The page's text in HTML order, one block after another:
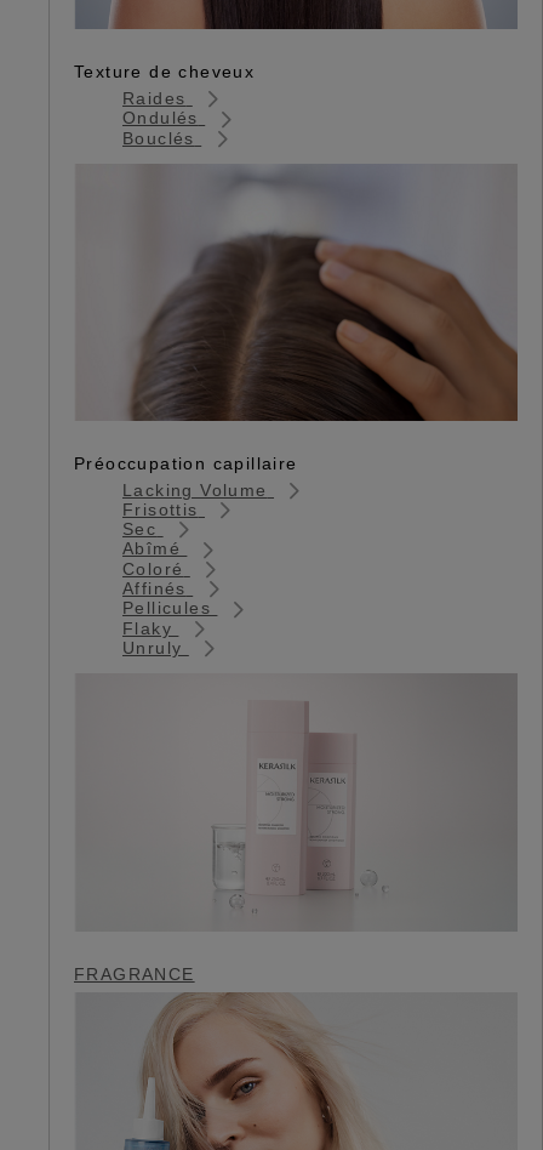
Texture de cheveux
Raides
Ondulés
Bouclés
Préoccupation capillaire
Lacking Volume
Frisottis
Sec
Abîmé
Coloré
Affinés
Pellicules
Flaky
Unruly
FRAGRANCE